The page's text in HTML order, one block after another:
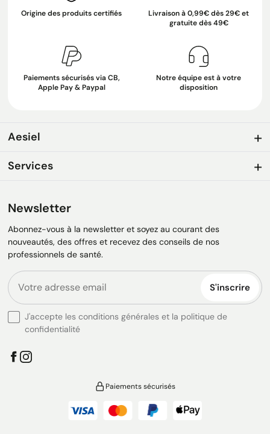
Origine des produits certifiés
Livraison à 0,99€ dès 29€ et
gratuite dès 49€
Paiements sécurisés via CB,
Apple Pay & Paypal
Notre équipe est à votre
disposition
Aesiel
Services
Newsletter
Abonnez-vous à la newsletter et soyez au courant des
nouveautés, des offres et recevez des conseils de nos
professionnels de santé.
S'inscrire
J'accepte les conditions générales et la politique de
confidentialité
Paiements sécurisés